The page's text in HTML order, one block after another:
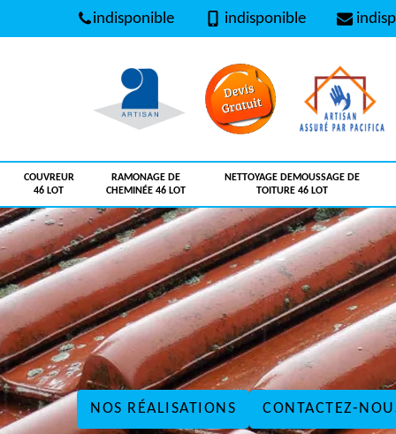
indisponible indisponible
COUVREUR
46 LOT
RAMONAGE DE
CHEMINÉE 46 LOT
NETTOYAGE DEMOUSSAGE DE
TOITURE 46 LOT
NOS RÉALISATIONS CONTACTEZ-